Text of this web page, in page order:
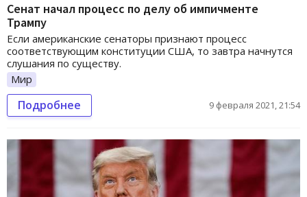
Сенат начал процесс по делу об импичменте
Трампу
Если американские сенаторы признают процесс
соответствующим конституции США, то завтра начнутся
слушания по существу.
Мир
Подробнее 9 февраля 2021, 21:54